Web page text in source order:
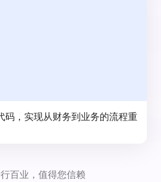
码，实现从财务到业务的流程重
百业，值得您信赖